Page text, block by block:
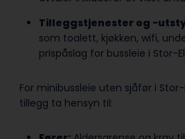
Tilleggstjenester og -
som toalett, kjøkken, wifi,
prispåslag for bussleie i Stor-
For minibussleie uten sjåfør i
tillegg ta hensyn til: